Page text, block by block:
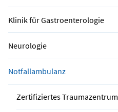
Klinik für Gastroenterologie
Neurologie
Notfallambulanz
Zertifiziertes Traumazentrum